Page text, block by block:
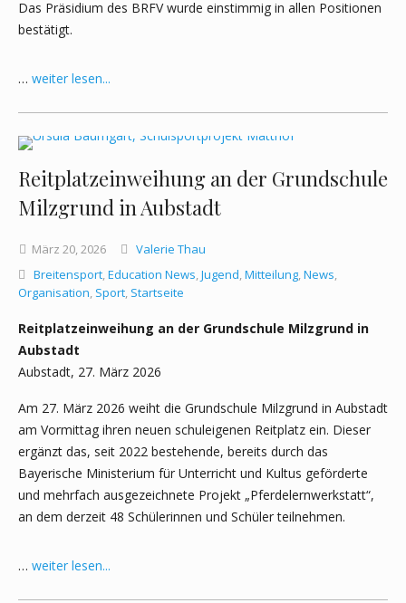
Das Präsidium des BRFV wurde einstimmig in allen Positionen
bestätigt.
… weiter lesen...
Reitplatzeinweihung an der Grundschule
Milzgrund in Aubstadt
März 20,2026
Valerie Thau
Breitensport,Education News,Jugend,Mitteilung,News,
Organisation, Sport, Startseite
Reitplatzeinweihung an der Grundschule Milzgrund in
Aubstadt
Aubstadt, 27. März 2026
Am 27. März 2026 weiht die Grundschule Milzgrund in Aubstadt
am Vormittag ihren neuen schuleigenen Reitplatz ein. Dieser
ergänzt das, seit 2022 bestehende, bereits durch das
Bayerische Ministerium für Unterricht und Kultus geförderte
und mehrfach ausgezeichnete Projekt „Pferdelernwerkstatt“,
an dem derzeit 48 Schülerinnen und Schüler teilnehmen.
… weiter lesen...